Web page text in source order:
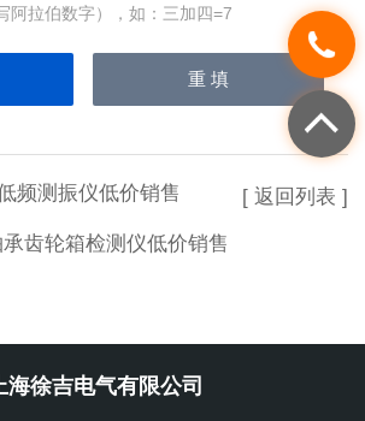
阿拉伯数字），如：三加四=7
频测振仪低价销售
齿轮箱检测仪低价销售
[ 返回列表 ]
海徐吉电气有限公司